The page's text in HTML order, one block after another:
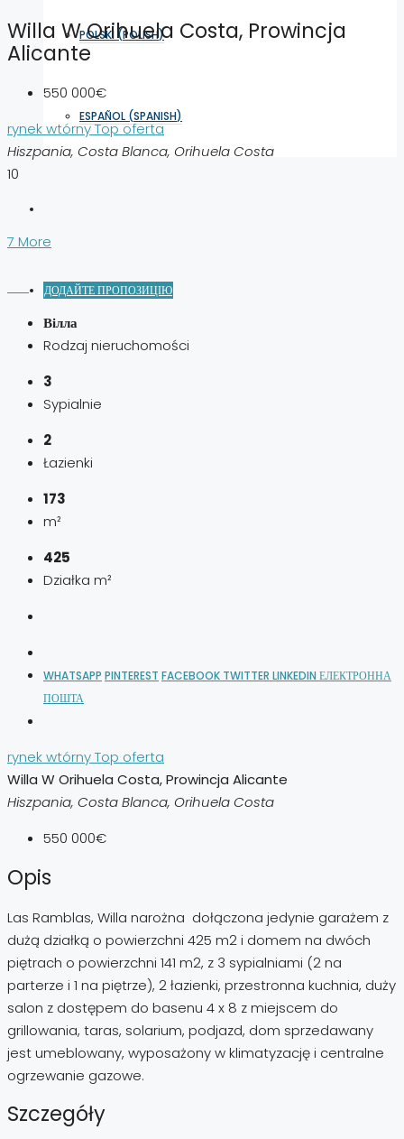
POLSKI(POLISH)
ESPAÑOL (SPANISH)
ДОДАЙТЕ ПРОПОЗИЦІЮ
Willa W Orihuela Costa, Prowincja
Alicante
550 000€
rynek wtórnyTop oferta
Hiszpania, Costa Blanca, Orihuela Costa
10
7 More
Вілла
Rodzaj nieruchomości
3
Sypialnie
2
Łazienki
173
m²
425
Działka m²
WHATSAPP PINTEREST FACEBOOK TWITTER LINKEDIN ЕЛЕКТРОННА
ПОШТА
rynek wtórnyTop oferta
Willa W Orihuela Costa, Prowincja Alicante
Hiszpania, Costa Blanca, Orihuela Costa
550 000€
Opis
Las Ramblas, Willa narożna dołączona jedynie garażem z
dużą działką o powierzchni 425 m2 i domem na dwóch
piętrach o powierzchni 141 m2, z 3 sypialniami (2 na
parterze i 1 na piętrze), 2 łazienki, przestronna kuchnia, duży
salon z dostępem do basenu 4 x 8 z miejscem do
grillowania, taras, solarium, podjazd, dom sprzedawany
jest umeblowany, wyposażony w klimatyzację i centralne
ogrzewanie gazowe.
Szczegóły